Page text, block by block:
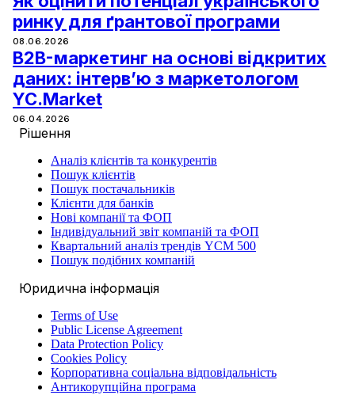
ринку для ґрантової програми
08.06.2026
B2B-маркетинг на основі відкритих
даних: інтервʼю з маркетологом
YC.Market
06.04.2026
Рішення
Аналіз клієнтів та конкурентів
Пошук клієнтів
Пошук постачальників
Клієнти для банків
Нові компанії та ФОП
Індивідуальний звіт компаній та ФОП
Квартальний аналіз трендів YCM 500
Пошук подібних компаній
Юридична інформація
Terms of Use
Public License Agreement
Data Protection Policy
Cookies Policy
Корпоративна соціальна відповідальність
Антикорупційна програма